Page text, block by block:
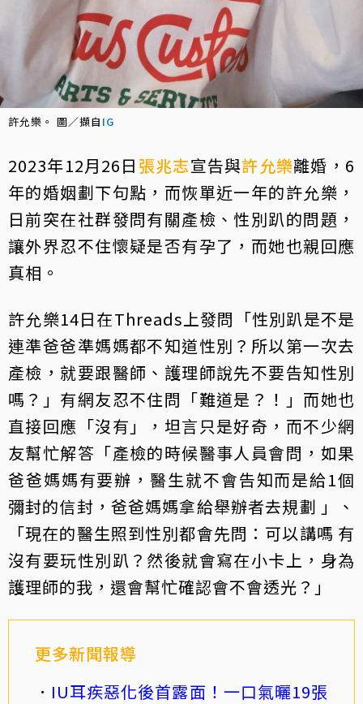
許允樂。 圖／擷自 IG
2023年12月26日 張兆志宣告與許允樂離婚，6
年的婚姻劃下句點，而恢單近一年的許允樂，
日前突在社群發問有關產檢、性別趴的問題，
讓外界忍不住懷疑是否有孕了，而她也親回應
真相。
許允樂14日在Threads上發問「性別趴是不是
連準爸爸準媽媽都不知道性別？所以第一次去
產檢，就要跟醫師、護理師說先不要告知性別
嗎？」有網友忍不住問「難道是？！」而她也
直接回應「沒有」，坦言只是好奇，而不少網
友幫忙解答「產檢的時候醫事人員會問，如果
爸爸媽媽有要辦，醫生就不會告知而是給1個
彌封的信封，爸爸媽媽拿給舉辦者去規劃 」、
「現在的醫生照到性別都會先問：可以講嗎 有
沒有要玩性別趴？然後就會寫在小卡上，身為
護理師的我，還會幫忙確認會不會透光？」
更多新聞報導
IU耳疾惡化後首露面！一口氣曬19張